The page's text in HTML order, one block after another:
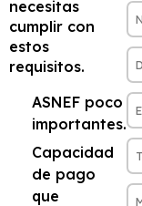
necesitas
cumplir con
estos
requisitos.
ASNEF poco
importantes.
Capacidad
de pago
que